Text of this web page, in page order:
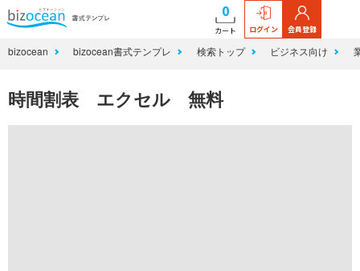
0
カート ログイン 会員登録
bizocean bizocean書式テンプレ 検索トップ ビジネス向け
時間割表 エクセル 無料